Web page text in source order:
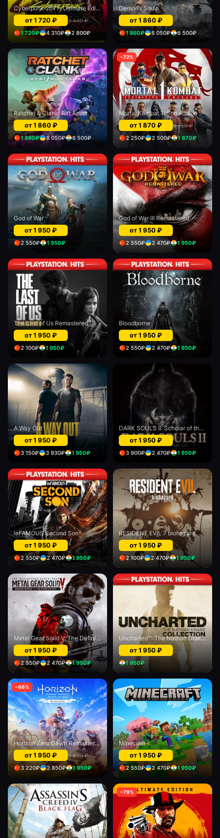
Cyberpunk 2077: Ultimate Edition (PS5)
от1 720₽ 3 440₽
1 720₽ 4 310₽ 2 800₽
Demon’s Souls
от1 860₽
1 860₽ 8 050₽ 6 500₽
Ratchet & Clank: Rift Apart
от1 860₽
1 860₽ 8 050₽ 6 500₽
−72%
Mortal Kombat 1: Son edition
от1 870₽ 6 750₽
2 250₽ 2 500₽ 1 870₽
God of War
от1 950₽
2 550₽ 1 950₽
God of War III Remastered
от1 950₽
2 550₽ 2 470₽ 1 950₽
The Last of Us Remastered
от1 950₽
2 100₽ 1 950₽
Bloodborne
от1 950₽
2 550₽ 2 470₽ 1 950₽
A Way Out
от1 950₽
3 150₽ 3 930₽ 1 950₽
DARK SOULS II: Scholar of the First Sin
от1 950₽
3 900₽ 2 470₽ 1 950₽
inFAMOUS Second Son
от1 950₽
2 550₽ 2 470₽ 1 950₽
RESIDENT EVIL 7 biohazard
от1 950₽
2 100₽ 2 470₽ 1 950₽
Metal Gear Solid V: The Definitive Experience
от1 950₽
2 550₽ 2 470₽ 1 950₽
Uncharted™: The Nathan Drake Collection
от1 950₽
1 950₽
−66%
Horizon Zero Dawn Remastered
от1 950₽ 5 800₽
3 220₽ 2 850₽ 1 950₽
Minecraft
от1 950₽
2 550₽ 2 470₽ 1 950₽
−79%